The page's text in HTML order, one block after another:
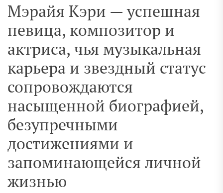
Мэрайя Кэри — успешная
певица, композитор и
актриса, чья музыкальная
карьера и звездный статус
сопровождаются
насыщенной биографией,
безупречными
достижениями и
запоминающейся личной
жизнью